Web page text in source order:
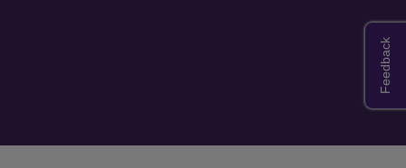
Feedback